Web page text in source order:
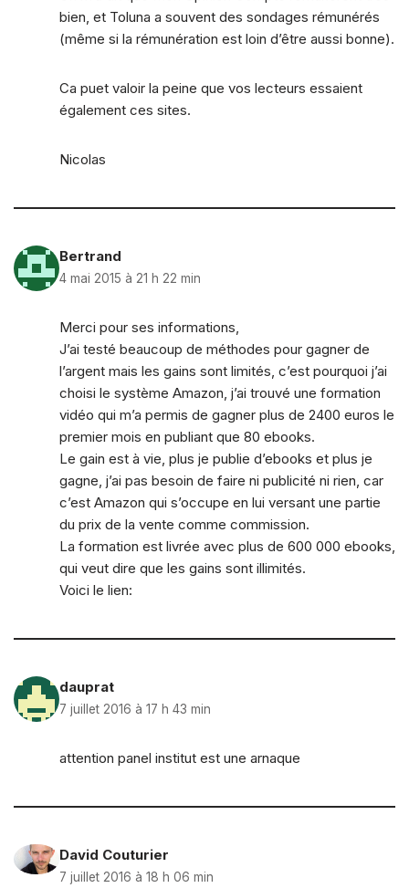
bien, et Toluna a souvent des sondages rémunérés
(même si la rémunération est loin d’être aussi bonne).
Ca puet valoir la peine que vos lecteurs essaient
également ces sites.
Nicolas
Bertrand
4 mai 2015 à 21 h 22 min
Merci pour ses informations,
J’ai testé beaucoup de méthodes pour gagner de
l’argent mais les gains sont limités, c’est pourquoi j’ai
choisi le système Amazon, j’ai trouvé une formation
vidéo qui m’a permis de gagner plus de 2400 euros le
premier mois en publiant que 80 ebooks.
Le gain est à vie, plus je publie d’ebooks et plus je
gagne, j’ai pas besoin de faire ni publicité ni rien, car
c’est Amazon qui s’occupe en lui versant une partie
du prix de la vente comme commission.
La formation est livrée avec plus de 600 000 ebooks,
qui veut dire que les gains sont illimités.
Voici le lien:
dauprat
7 juillet 2016 à 17 h 43 min
attention panel institut est une arnaque
David Couturier
7 juillet 2016 à 18 h 06 min